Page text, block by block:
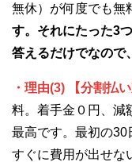
無休）が何度でも無
す。それにたった3
答えるだけでなので
・理由(3) 【分割払
料。着手金０円、減
最高です。最初の30
すぐに費用が出せな